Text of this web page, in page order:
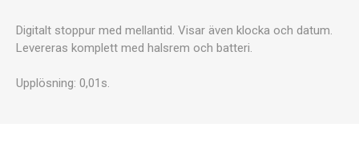
Digitalt stoppur med mellantid. Visar även klocka och datum.
Levereras komplett med halsrem och batteri.
Upplösning: 0,01s.